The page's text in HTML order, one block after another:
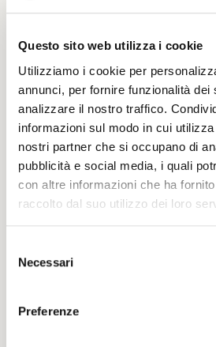
Questo sito web utilizza i cookie
Utilizziamo i cookie per
annunci, per fornire funzionalità dei
analizzare il nostro traffico.
informazioni sul modo in cui
nostri partner che si occupano di
pubblicità e social media, i quali
con altre informazioni che ha
raccolto dal suo utilizzo dei loro
delNecessari
Preferenze
various activities, such as skiing
from Bovec (Plezzo in Italian).
Casa Ortis - Via Alpino Silvio,
Paluzza (UD)
Tel. +39 349 544 6591
Email: info@casaortis.it